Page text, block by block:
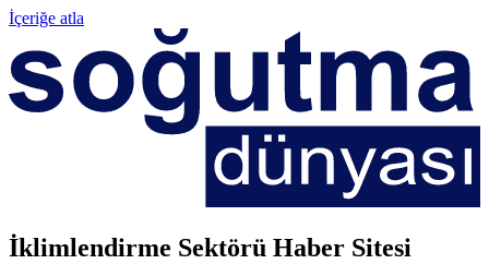
İçeriğe atla
İklimlendirme Sektörü Haber Sitesi